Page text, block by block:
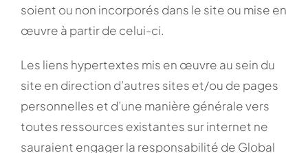
soient ou non incorporés dans le site ou mise en
œuvre à partir de celui-ci.
Les liens hypertextes mis en œuvre au sein du
site en direction d’autres sites et/ou de pages
personnelles et d’une manière générale vers
toutes ressources existantes sur internet ne
sauraient engager la responsabilité de Global